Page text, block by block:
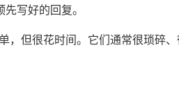
写好的回复。
，但很花时间。它们通常很琐碎